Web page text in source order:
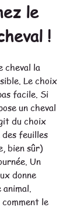
le
!
cheval la
Le choix
facile. Si
un cheval
du choix
des feuilles
bien sûr)
Un
donne
le